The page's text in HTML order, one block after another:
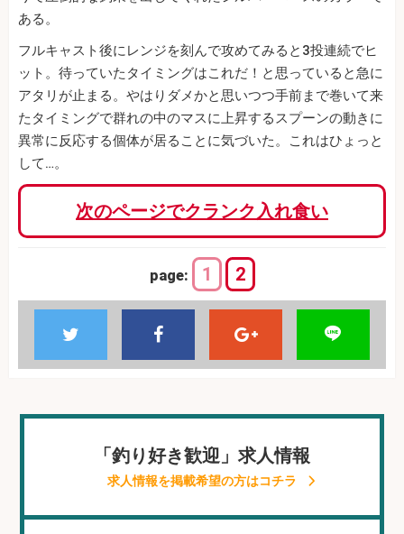
ある。
フルキャスト後にレンジを刻んで攻めてみると3投連続でヒ
ット。待っていたタイミングはこれだ！と思っていると急に
アタリが止まる。やはりダメかと思いつつ手前まで巻いて来
たタイミングで群れの中のマスに上昇するスプーンの動きに
異常に反応する個体が居ることに気づいた。これはひょっと
して…。
次のページでクランク入れ食い
page: 1 2
「釣り好き歓迎」求人情報
求人情報を掲載希望の方はコチラ